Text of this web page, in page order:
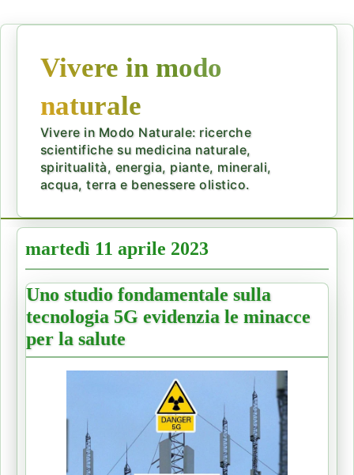
Vivere in modo
naturale
Vivere in Modo Naturale: ricerche
scientifiche su medicina naturale,
spiritualità, energia, piante, minerali,
acqua, terra e benessere olistico.
martedì 11 aprile 2023
Uno studio fondamentale sulla
tecnologia 5G evidenzia le minacce
per la salute